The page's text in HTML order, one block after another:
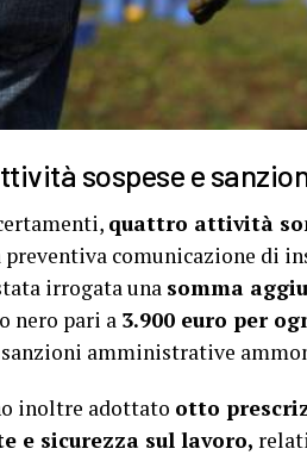
sospese e
quattro attività
comunicazione di
irrogata una somma
nero pari a 3.900 euro per
amministrative
inoltre adottato otto
e sicurezza sul lavoro,